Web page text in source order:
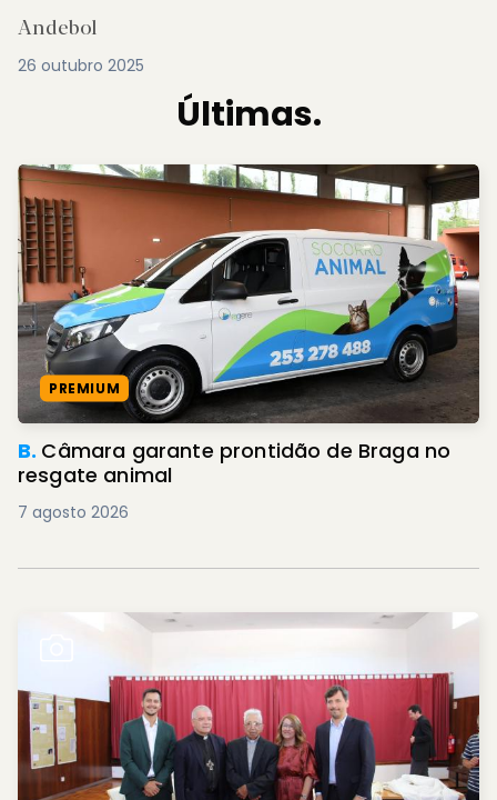
Andebol
26 outubro 2025
Últimas.
PREMIUM
B. Câmara garante prontidão de Braga no
resgate animal
7 agosto 2026